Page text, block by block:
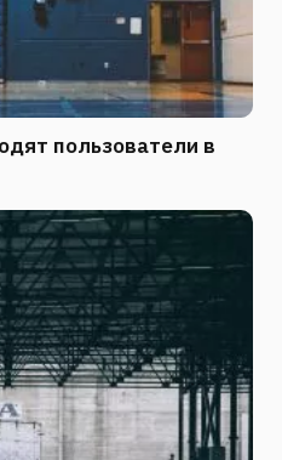
пользователи в